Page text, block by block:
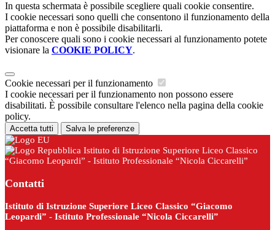
In questa schermata è possibile scegliere quali cookie consentire.
I cookie necessari sono quelli che consentono il funzionamento della
piattaforma e non è possibile disabilitarli.
Per conoscere quali sono i cookie necessari al funzionamento potete
visionare la COOKIE POLICY.
Cookie necessari per il funzionamento
I cookie necessari per il funzionamento non possono essere
disabilitati. È possibile consultare l'elenco nella pagina della cookie
policy.
Accetta tutti Salva le preferenze
Istituto di Istruzione Superiore Liceo Classico
“Giacomo Leopardi” - Istituto Professionale “Nicola Ciccarelli”
Contatti
Istituto di Istruzione Superiore Liceo Classico “Giacomo
Leopardi” - Istituto Professionale “Nicola Ciccarelli”